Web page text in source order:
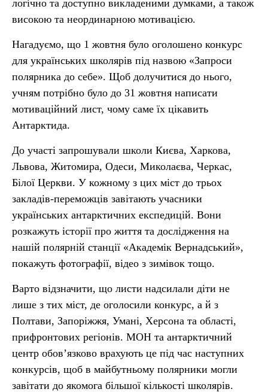
логічно та доступно викладеними думками, а також
високою та неординарною мотивацією.
Нагадуємо, що 1 жовтня було оголошено конкурс
для українських школярів під назвою «Запроси
полярника до себе». Щоб долучитися до нього,
учням потрібно було до 31 жовтня написати
мотиваційний лист, чому саме їх цікавить
Антарктида.
До участі запрошували школи Києва, Харкова,
Львова, Житомира, Одеси, Миколаєва, Черкас,
Білої Церкви. У кожному з цих міст до трьох
закладів-переможців завітають учасники
українських антарктичних експедицій. Вони
розкажуть історії про життя та дослідження на
нашій полярній станції «Академік Вернадський»,
покажуть фотографії, відео з зимівок тощо.
Варто відзначити, що листи надсилали діти не
лише з тих міст, де оголосили конкурс, а й з
Полтави, Запоріжжя, Умані, Херсона та області,
прифронтових регіонів. МОН та антарктичний
центр обов’язково врахують це під час наступних
конкурсів, щоб в майбутньому полярники могли
завітати до якомога більшої кількості школярів.